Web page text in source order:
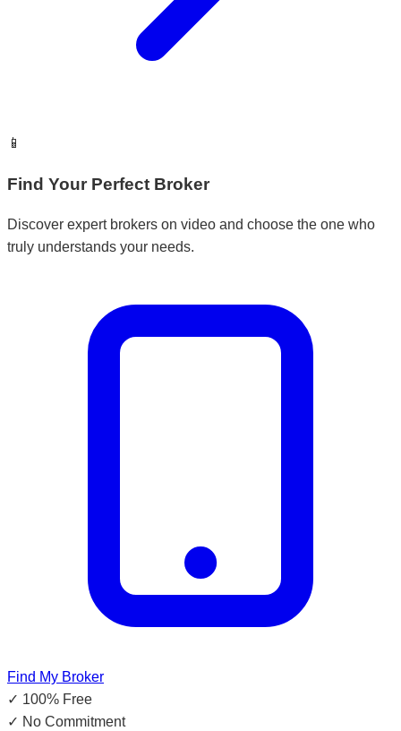
📱
Find Your Perfect Broker
Discover expert brokers on video and choose the one who
truly understands your needs.
Find My Broker
✓ 100% Free
✓ No Commitment